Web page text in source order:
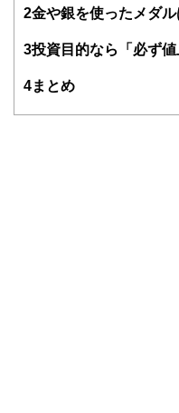
得者を中心に「お
験者で構成され、
2金や銀を使ったメダ
3投資目的なら「必ず
4まとめ